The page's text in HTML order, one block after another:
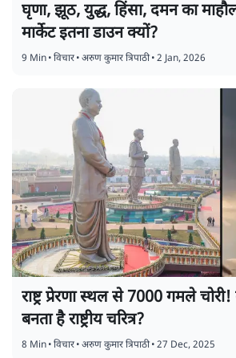
घृणा, झूठ, युद्ध, हिंसा, दमन का
मार्केट इतना डाउन क्यों?
9 Min•विचार•अरुण कुमार त्रिपाठी•2 Jan, 2026
राष्ट्र प्रेरणा स्थल से 7000 गमले चोरी!
बनता है राष्ट्रीय चरित्र?
8 Min•विचार•अरुण कुमार त्रिपाठी•27 Dec, 2025